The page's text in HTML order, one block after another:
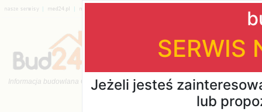
| |
Katalog firm